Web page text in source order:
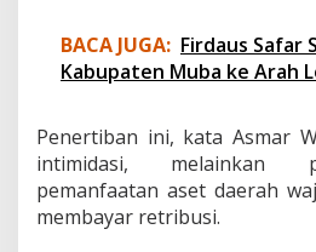
a
g
g
BACA JUGA: Firdaus Safar
Kabupaten Muba ke Arah
Penertiban ini, kata Asmar
intimidasi, melainkan
pemanfaatan aset daerah
membayar retribusi.